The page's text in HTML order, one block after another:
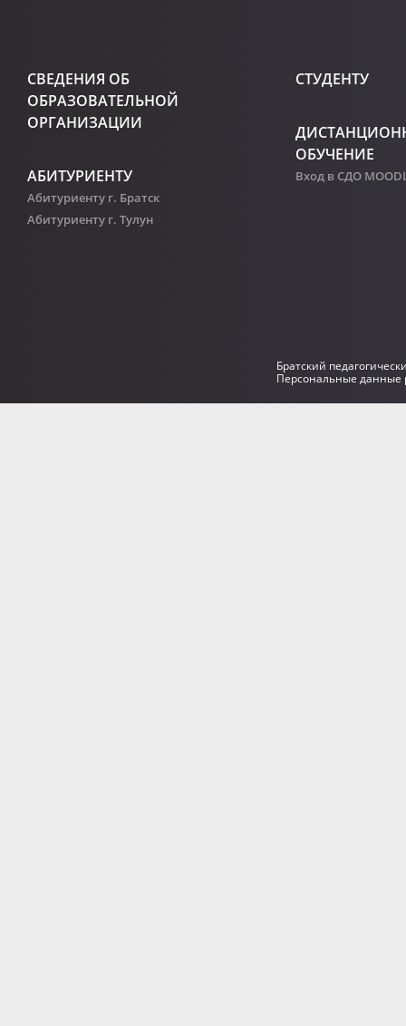
СВЕДЕНИЯ ОБ
ОБРАЗОВАТЕЛЬНОЙ
ОРГАНИЗАЦИИ
АБИТУРИЕНТУ
Абитуриенту г. Братск
Абитуриенту г. Тулун
СТУДЕНТУ
ОБУЧЕНИЕ
Вход в СДО
Братский
Персональные данные